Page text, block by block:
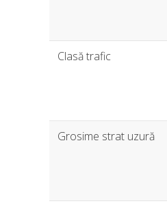
Clasă trafic
Grosime strat uzură